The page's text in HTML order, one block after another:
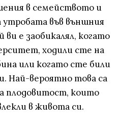
в семейството и
във външния
е заобикалял, когато
ходили сте на
или когато сте били
Най-вероятно това са
плодовитост, които
в живота си.